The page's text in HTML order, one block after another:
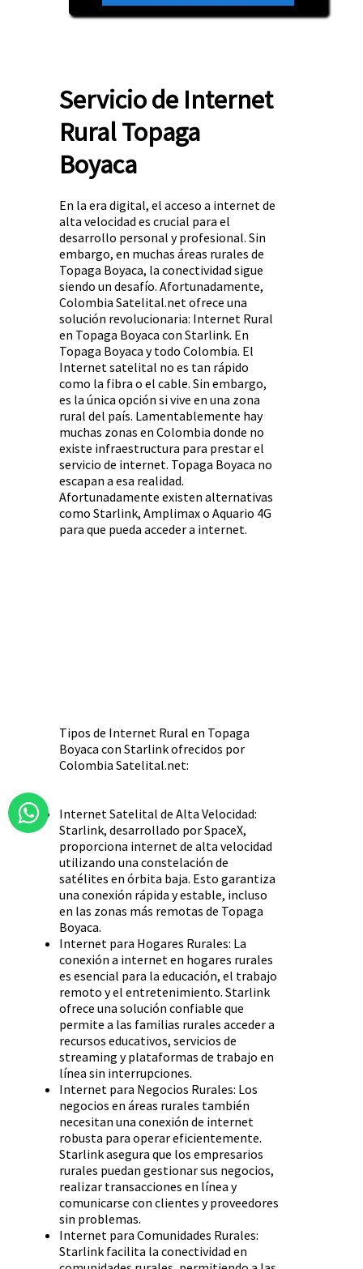
Servicio de Internet
Rural Topaga
Boyaca
En la era digital, el acceso a internet de
alta velocidad es crucial para el
desarrollo personal y profesional. Sin
embargo, en muchas áreas rurales de
Topaga Boyaca, la conectividad sigue
siendo un desafío. Afortunadamente,
Colombia Satelital.net ofrece una
solución revolucionaria: Internet Rural
en Topaga Boyaca con Starlink. En
Topaga Boyaca y todo Colombia. El
Internet satelital no es tan rápido
como la fibra o el cable. Sin embargo,
es la única opción si vive en una zona
rural del país. Lamentablemente hay
muchas zonas en Colombia donde no
existe infraestructura para prestar el
servicio de internet. Topaga Boyaca no
escapan a esa realidad.
Afortunadamente existen alternativas
como Starlink, Amplimax o Aquario 4G
para que pueda acceder a internet.
Tipos de Internet Rural en Topaga
Boyaca con Starlink ofrecidos por
Colombia Satelital.net:
Internet Satelital de Alta Velocidad:
Starlink, desarrollado por SpaceX,
proporciona internet de alta velocidad
utilizando una constelación de
satélites en órbita baja. Esto garantiza
una conexión rápida y estable, incluso
en las zonas más remotas de Topaga
Boyaca.
Internet para Hogares Rurales: La
conexión a internet en hogares rurales
es esencial para la educación, el trabajo
remoto y el entretenimiento. Starlink
ofrece una solución confiable que
permite a las familias rurales acceder a
recursos educativos, servicios de
streaming y plataformas de trabajo en
línea sin interrupciones.
Internet para Negocios Rurales: Los
negocios en áreas rurales también
necesitan una conexión de internet
robusta para operar eficientemente.
Starlink asegura que los empresarios
rurales puedan gestionar sus negocios,
realizar transacciones en línea y
comunicarse con clientes y proveedores
sin problemas.
Internet para Comunidades Rurales:
Starlink facilita la conectividad en